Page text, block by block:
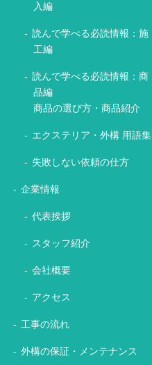
入編
読んで学べる必読情報：施
工編
読んで学べる必読情報：商
品編
商品の選び方・商品紹介
エクステリア・外構 用語集
失敗しない依頼の仕方
企業情報
代表挨拶
スタッフ紹介
会社概要
アクセス
工事の流れ
外構の保証・メンテナンス